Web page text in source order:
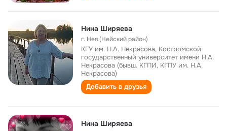
Нина Ширяева
г. Нея (Нейский район)
КГУ им. Н.А. Некрасова, Костромской
государственный университет имени Н.А.
Некрасова (бывш. КГПИ, КГПУ им. Н.А.
Некрасова)
Добавить в друзья
Нина Ширяева